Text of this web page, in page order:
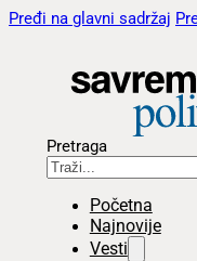
Pređi na glavni sadržaj
Pretraga
Početna
Najnovije
Vesti